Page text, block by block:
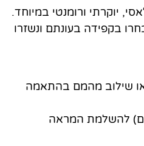
יוקרתי ורומנטי במיוחד.
בקפידה בעונתם ונשזרו
או שילוב מהמם בהתאמה
להשלמת המראה